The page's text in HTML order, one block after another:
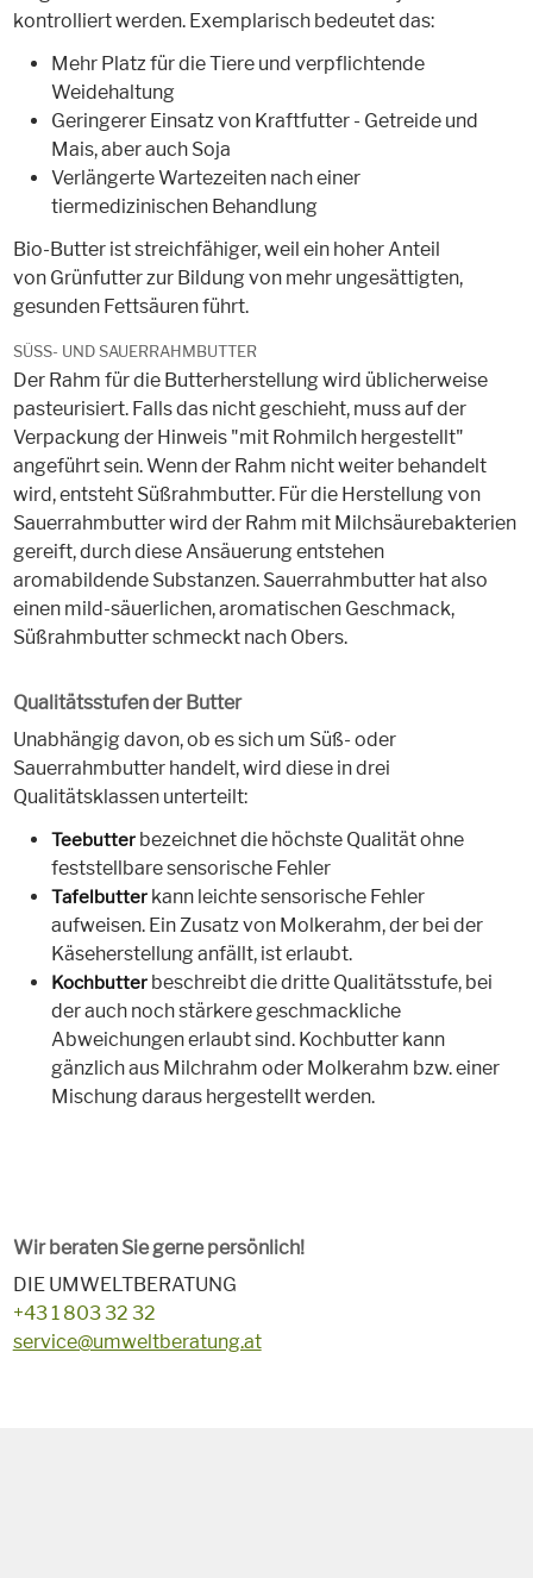
kontrolliert werden. Exemplarisch bedeutet das:
Mehr Platz für die Tiere und verpflichtende
Weidehaltung
Geringerer Einsatz von Kraftfutter - Getreide und
Mais, aber auch Soja
Verlängerte Wartezeiten nach einer
tiermedizinischen Behandlung
Bio-Butter ist streichfähiger, weil ein hoher Anteil
von Grünfutter zur Bildung von mehr ungesättigten,
gesunden Fettsäuren führt.
SÜSS- UND SAUERRAHMBUTTER
Der Rahm für die Butterherstellung wird üblicherweise
pasteurisiert. Falls das nicht geschieht, muss auf der
Verpackung der Hinweis "mit Rohmilch hergestellt"
angeführt sein. Wenn der Rahm nicht weiter behandelt
wird, entsteht Süßrahmbutter. Für die Herstellung von
Sauerrahmbutter wird der Rahm mit Milchsäurebakterien
gereift, durch diese Ansäuerung entstehen
aromabildende Substanzen. Sauerrahmbutter hat also
einen mild-säuerlichen, aromatischen Geschmack,
Süßrahmbutter schmeckt nach Obers.
Qualitätsstufen der Butter
Unabhängig davon, ob es sich um Süß- oder
Sauerrahmbutter handelt, wird diese in drei
Qualitätsklassen unterteilt:
Teebutterbezeichnet die höchste Qualität ohne
feststellbare sensorische Fehler
Tafelbutterkann leichte sensorische Fehler
aufweisen. Ein Zusatz von Molkerahm, der bei der
Käseherstellung anfällt, ist erlaubt.
Kochbutterbeschreibt die dritte Qualitätsstufe, bei
der auch noch stärkere geschmackliche
Abweichungen erlaubt sind. Kochbutter kann
gänzlich aus Milchrahm oder Molkerahm bzw. einer
Mischung daraus hergestellt werden.
Wir beraten Sie gerne persönlich!
DIE UMWELTBERATUNG
+43 1 803 32 32
service@umweltberatung.at